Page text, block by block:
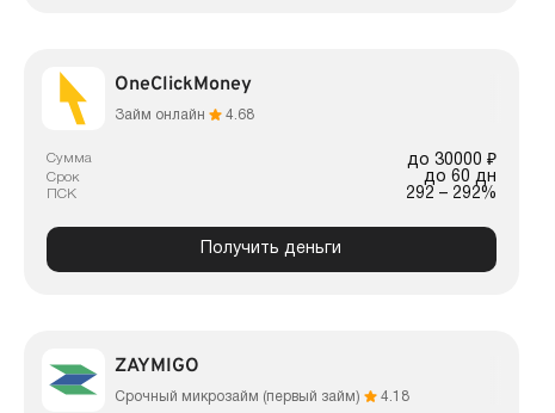
OneClickMoney
Займ онлайн 4.68
Сумма до 30000 ₽
Срок до 60 дн
ПСК 292 – 292%
Получить деньги
ZAYMIGO
Срочный микрозайм (первый займ) 4.18